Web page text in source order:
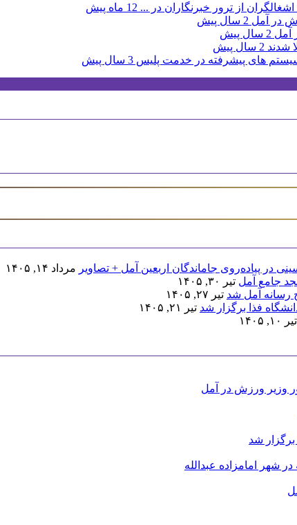
از ترور خبرنگاران در ... 12 ماه پیش
در آمل 2 سال پیش
آمل 2 سال پیش
شدند 2 سال پیش
3 سال پیش
در پیاده‌روی جاماندگان اربعین آمل + تصاویر مرداد ۱۴, ۱۴۰۵
جامع آمل تیر ۳۰, ۱۴۰۵
رسانه آمل شد تیر ۲۷, ۱۴۰۵
فذا برگزار شد تیر ۲۱, ۱۴۰۵
تیر ۱۰, ۱۴۰۵
وزیر ورزش در آمل
شد
شهر امامزاده عبدالله